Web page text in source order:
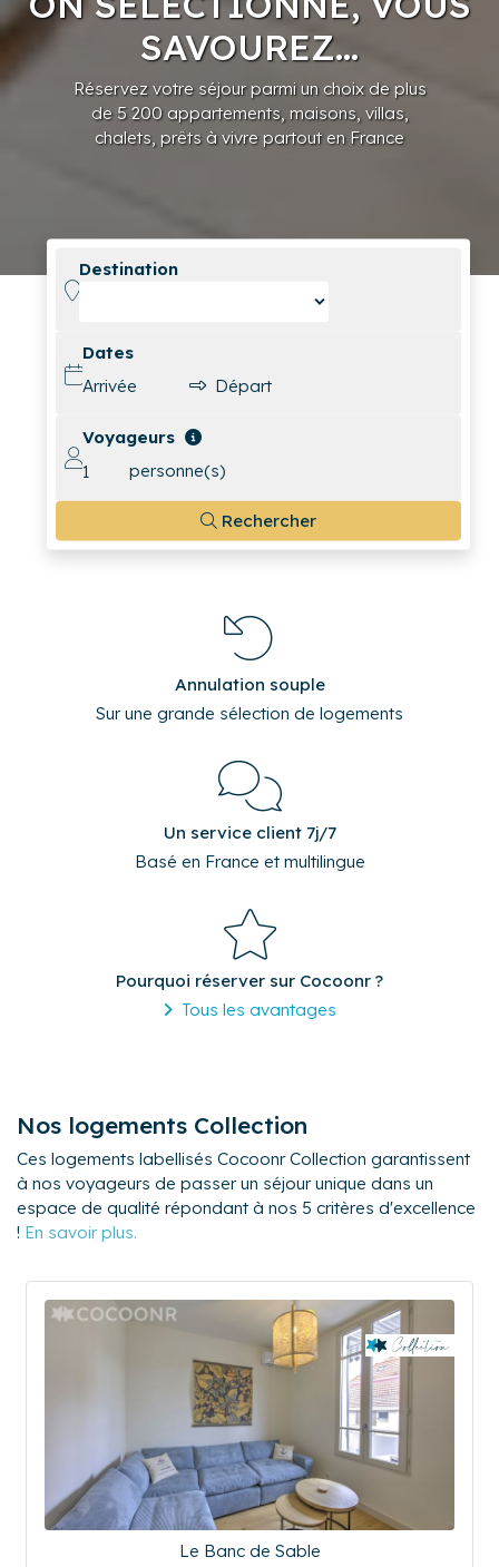
SAVOUREZ...
Réservez votre séjour parmi un choix de plus
de 5 200 appartements, maisons, villas,
chalets, prêts à vivre partout en France
Destination
Dates
Voyageurs
personne(s)
Rechercher
Annulation souple
Sur une grande sélection de logements
Un service client 7j/7
Basé en France et multilingue
Pourquoi réserver sur Cocoonr ?
Tous les avantages
Nos logements Collection
Ces logements labellisés Cocoonr Collection garantissent
à nos voyageurs de passer un séjour unique dans un
espace de qualité répondant à nos 5 critères d'excellence
! En savoir plus.
Le Banc de Sable